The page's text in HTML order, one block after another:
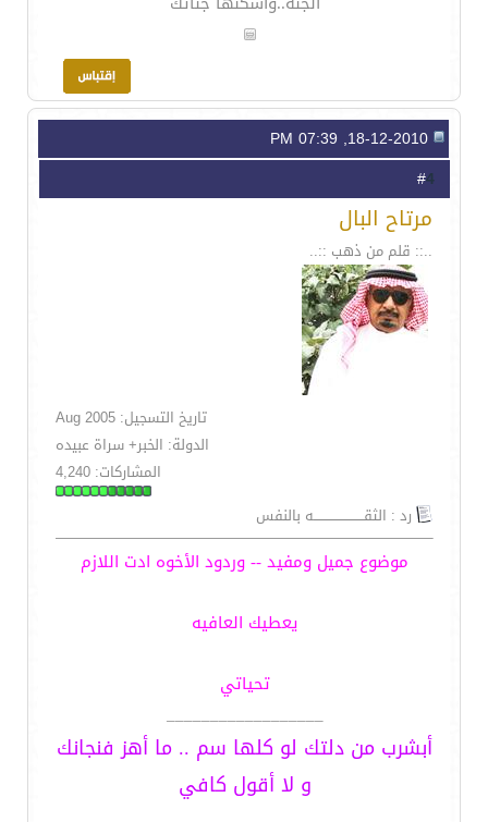
4
مرتاح البال
..:: قلم من ذهب ::..
تاريخ التسجيل: Aug 2005
الدولة: الخبر+ سراة عبيده
المشاركات: 4,240
رد : الثقـــــــــــــــــــــــه بالنفس
موضوع جميل ومفيد -- وردود الأخوه ادت اللازم
يعطيك العافيه
تحياتي
__________________
أبشرب من دلتك لو كلها سم .. ما أهز فنجانك
و لا أقول كافي